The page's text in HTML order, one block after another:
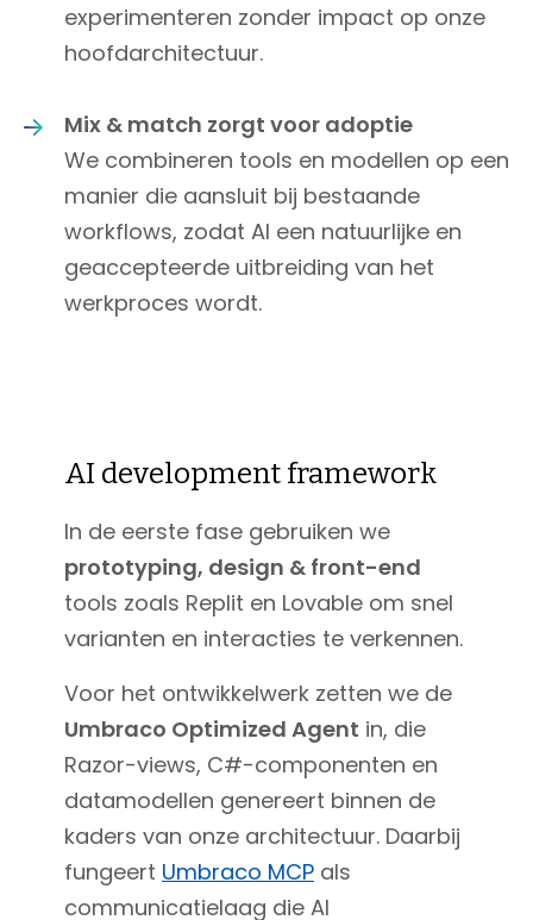
experimenteren zonder impact op onze
hoofdarchitectuur.
Mix & match zorgt voor adoptie
We combineren tools en modellen op een
manier die aansluit bij bestaande
workflows, zodat AI een natuurlijke en
geaccepteerde uitbreiding van het
werkproces wordt.
AI development framework
In de eerste fase gebruiken we
prototyping, design & front-end
tools zoals Replit en Lovable om snel
varianten en interacties te verkennen.
Voor het ontwikkelwerk zetten we de
Umbraco Optimized Agent in, die
Razor-views, C#-componenten en
datamodellen genereert binnen de
kaders van onze architectuur. Daarbij
fungeert Umbraco MCP als
communicatielaag die AI